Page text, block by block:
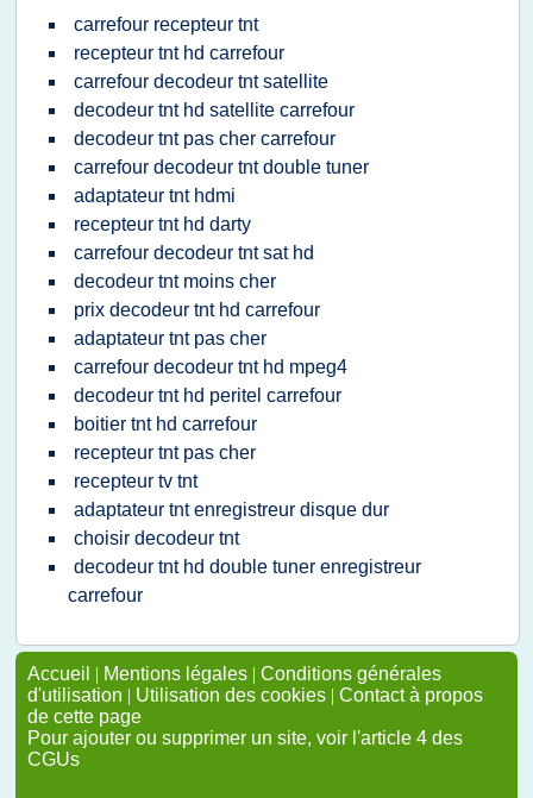
carrefour recepteur tnt
recepteur tnt hd carrefour
carrefour decodeur tnt satellite
decodeur tnt hd satellite carrefour
decodeur tnt pas cher carrefour
carrefour decodeur tnt double tuner
adaptateur tnt hdmi
recepteur tnt hd darty
carrefour decodeur tnt sat hd
decodeur tnt moins cher
prix decodeur tnt hd carrefour
adaptateur tnt pas cher
carrefour decodeur tnt hd mpeg4
decodeur tnt hd peritel carrefour
boitier tnt hd carrefour
recepteur tnt pas cher
recepteur tv tnt
adaptateur tnt enregistreur disque dur
choisir decodeur tnt
decodeur tnt hd double tuner enregistreur
carrefour
Accueil | Mentions légales | Conditions générales
d'utilisation | Utilisation des cookies | Contact à propos
de cette page
Pour ajouter ou supprimer un site, voir l'article 4 des
CGUs